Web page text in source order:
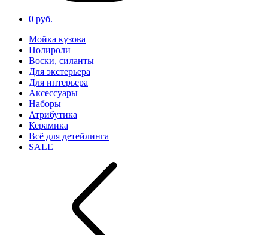
0 руб.
Мойка кузова
Полироли
Воски, силанты
Для экстерьера
Для интерьера
Аксессуары
Наборы
Атрибутика
Керамика
Всё для детейлинга
SALE